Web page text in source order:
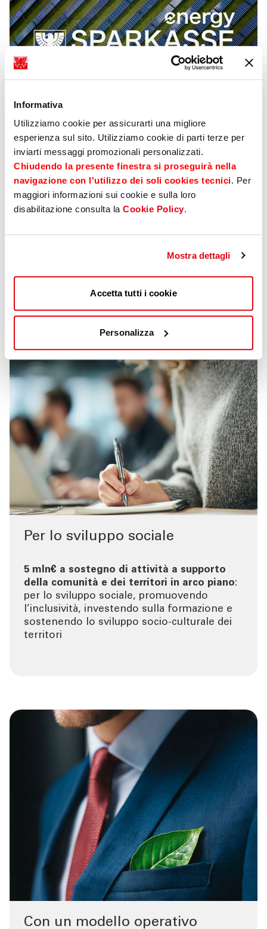
Informativa
Utilizziamo cookie per assicurarti una migliore
esperienza sul sito. Utilizziamo cookie di parti terze per
inviarti messaggi promozionali personalizzati.
Chiudendo la presente finestra si proseguirà nella
navigazione con l'utilizzo dei soli cookies tecnici. Per
maggiori informazioni sui cookie e sulla loro
disabilitazione consulta la Cookie Policy.
Mostra dettagli
Accetta tutti i cookie
Personalizza
Per la tutela dell’ambiente
50% di nuovi mutui residenziali ad alta
prestazione energetica nel 2026:per la
tutela ambientale, accompagnando i clienti
Per lo sviluppo sociale
5 mln€ a sostegno di attività a supporto
della comunità e dei territori in arco piano:
per lo sviluppo sociale, promuovendo
l’inclusività, investendo sulla formazione e
sostenendo lo sviluppo socio-culturale dei
territori
Con un modello operativo